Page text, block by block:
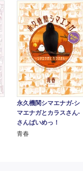
永久機関シマエナガ‐シ
マエナガとカラスさん‐
さんばいめっ！
青春